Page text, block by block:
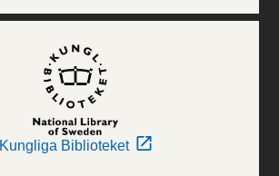
Kungliga Biblioteket